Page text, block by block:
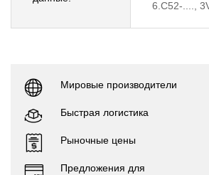
6.C52-....,
Мировые производители
Быстрая логистика
Рыночные цены
Предложения для